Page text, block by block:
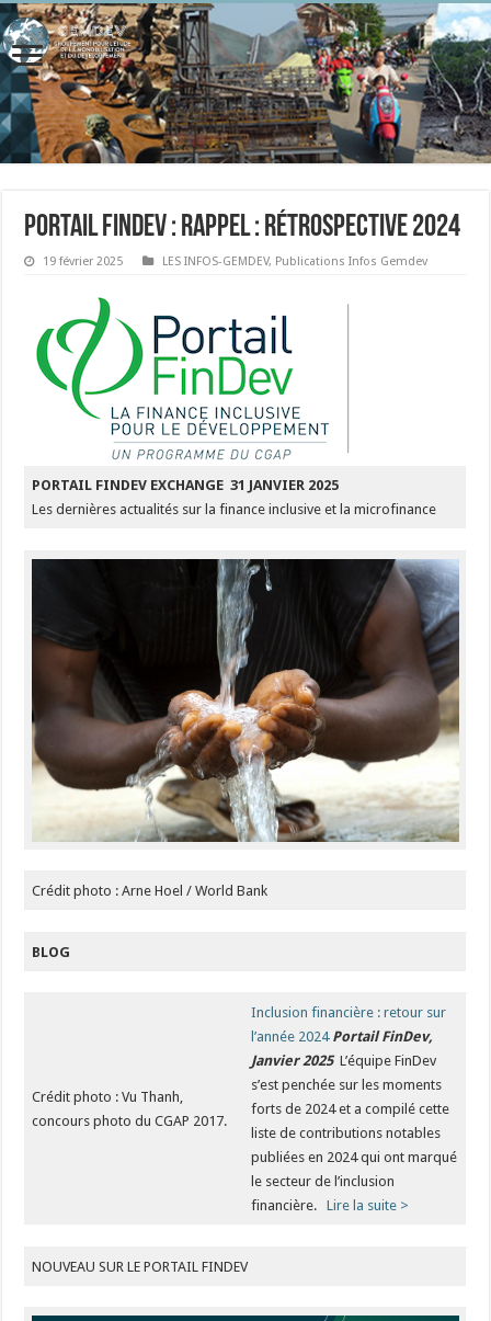
Portail FinDev : Rappel : Rétrospective 2024
19 février 2025 LES INFOS-GEMDEV, Publications Infos Gemdev
PORTAIL FINDEV EXCHANGE 31 JANVIER 2025
Les dernières actualités sur la finance inclusive et la microfinance
Crédit photo : Arne Hoel / World Bank
BLOG
Crédit photo : Vu Thanh,
concours photo du CGAP 2017.
Inclusion financière : retour sur
l’année 2024 Portail FinDev,
Janvier 2025 L’équipe FinDev
s’est penchée sur les moments
forts de 2024 et a compilé cette
liste de contributions notables
publiées en 2024 qui ont marqué
le secteur de l’inclusion
financière.Lire la suite >
NOUVEAU SUR LE PORTAIL FINDEV